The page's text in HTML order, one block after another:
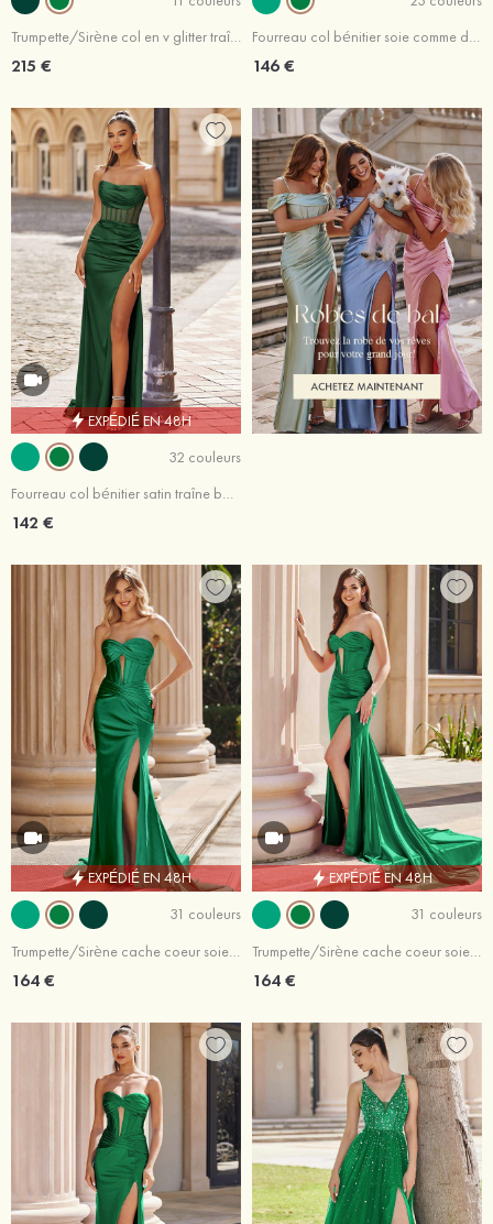
Trumpette/Sirène col en v glitter traîne balayage robe de bal
215 €
Fourreau col bénitier soie comme du satin traîne balayage robe de bal
146 €
EXPÉDIÉ EN 48H
32 couleurs
Fourreau col bénitier satin traîne balayage robe de bal
142 €
EXPÉDIÉ EN 48H
31 couleurs
164 €
EXPÉDIÉ EN 48H
31 couleurs
164 €